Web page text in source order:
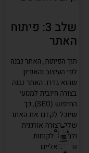
שלב 3: פיתוח
האתר
תוך הפיתוח, האתר נבנה
לפי העיצוב והאפיון
שהוא גדרו. האתר נבנה
בצורה חיובית למנועי
החיפוש (SEO), כך
שיוכל לקדם את האתר
שלך בצורה אורגנית
ולמשוך לקוחות
פוטנציאליים.